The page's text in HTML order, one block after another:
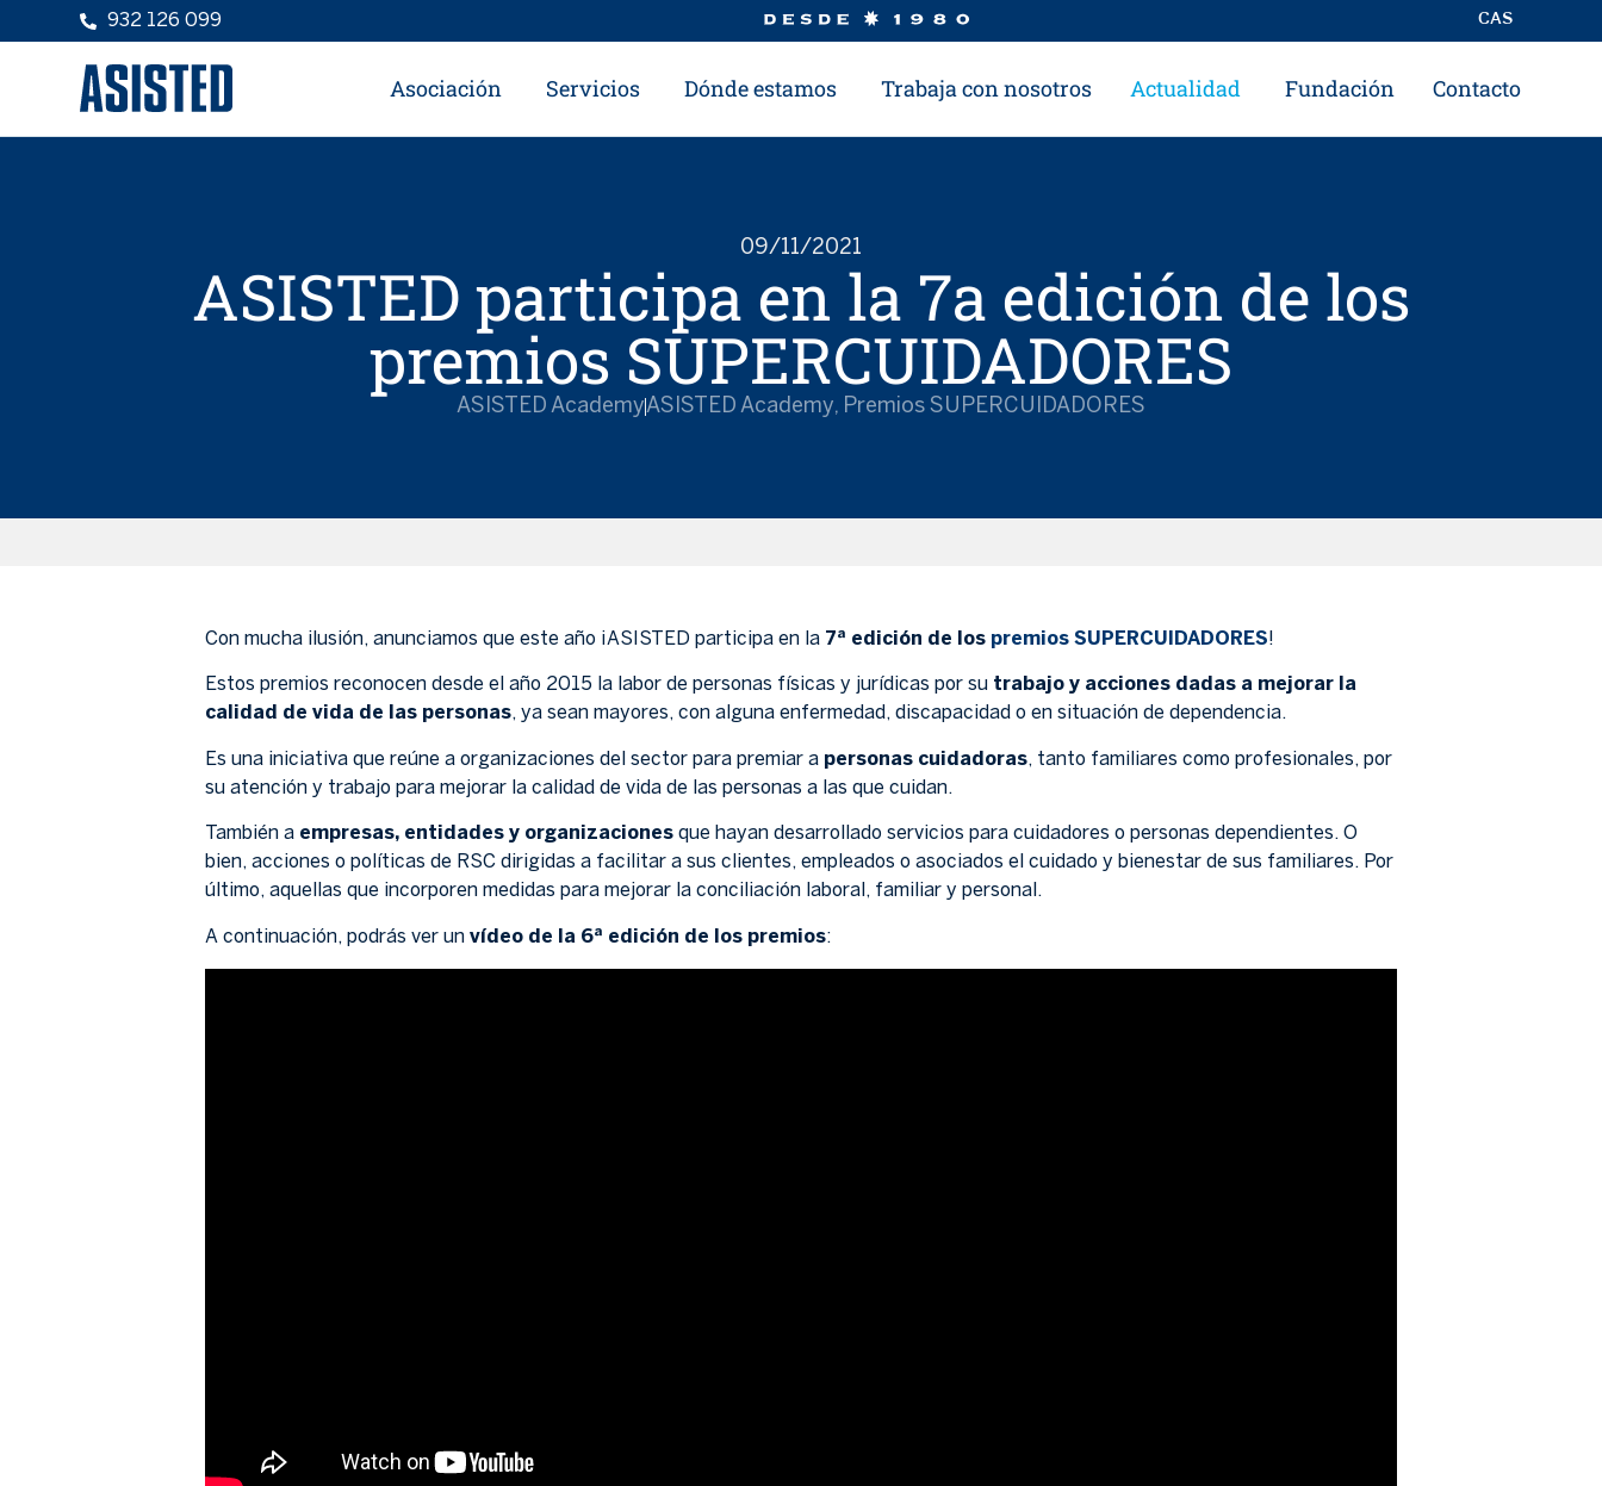
932 126 099 CAS
Asociación Servicios Dónde estamos Trabaja con nosotros Actualidad Fundación Contacto
09/11/2021
ASISTED participa en la 7a edición de los
premios SUPERCUIDADORES
ASISTED AcademyASISTED Academy, Premios SUPERCUIDADORES
Con mucha ilusión, anunciamos que este año ¡ASISTED participa en la 7ª edición de los premios SUPERCUIDADORES!
Estos premios reconocen desde el año 2015 la labor de personas físicas y jurídicas por su trabajo y acciones dadas a mejorar la
calidad de vida de las personas, ya sean mayores, con alguna enfermedad, discapacidad o en situación de dependencia.
Es una iniciativa que reúne a organizaciones del sector para premiar a personas cuidadoras, tanto familiares como profesionales, por
su atención y trabajo para mejorar la calidad de vida de las personas a las que cuidan.
También a empresas, entidades y organizaciones que hayan desarrollado servicios para cuidadores o personas dependientes. O
bien, acciones o políticas de RSC dirigidas a facilitar a sus clientes, empleados o asociados el cuidado y bienestar de sus familiares. Por
último, aquellas que incorporen medidas para mejorar la conciliación laboral, familiar y personal.
A continuación, podrás ver un vídeo de la 6ª edición de los premios: